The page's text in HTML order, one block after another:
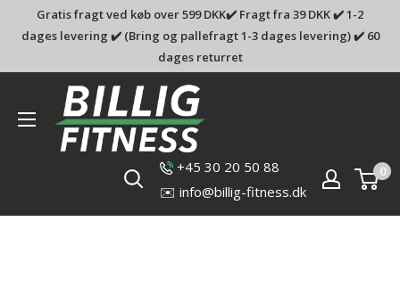
Gratis fragt ved køb over 599 DKK✔️ Fragt fra 39 DKK ✔️ 1-2
dages levering ✔️ (Bring og pallefragt 1-3 dages levering) ✔️ 60
dages returret
Billig-
fitness.dk
+45 30 20 50 88
✉️ info@billig-fitness.dk
0